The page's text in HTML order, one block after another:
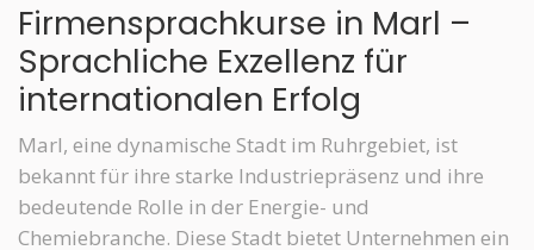
Firmensprachkurse in Marl –
Sprachliche Exzellenz für
internationalen Erfolg
Marl, eine dynamische Stadt im Ruhrgebiet, ist
bekannt für ihre starke Industriepräsenz und ihre
bedeutende Rolle in der Energie- und
Chemiebranche. Diese Stadt bietet Unternehmen ein